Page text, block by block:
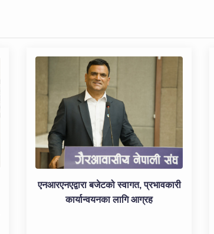
एनआरएनएद्वारा बजेटको स्वागत, प्रभावकारी
कार्यान्वयनका लागि आग्रह